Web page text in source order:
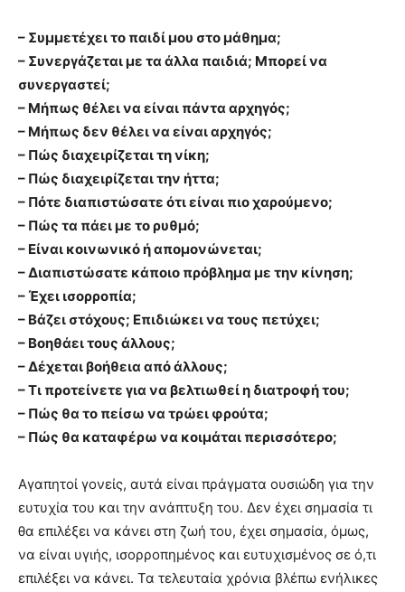
– Συμμετέχει το παιδί μου στο μάθημα;
– Συνεργάζεται με τα άλλα παιδιά; Μπορεί να
συνεργαστεί;
– Μήπως θέλει να είναι πάντα αρχηγός;
– Μήπως δεν θέλει να είναι αρχηγός;
– Πώς διαχειρίζεται τη νίκη;
– Πώς διαχειρίζεται την ήττα;
– Πότε διαπιστώσατε ότι είναι πιο χαρούμενο;
– Πώς τα πάει με το ρυθμό;
– Είναι κοινωνικό ή απομονώνεται;
– Διαπιστώσατε κάποιο πρόβλημα με την κίνηση;
– Έχει ισορροπία;
– Βάζει στόχους; Επιδιώκει να τους πετύχει;
– Βοηθάει τους άλλους;
– Δέχεται βοήθεια από άλλους;
– Τι προτείνετε για να βελτιωθεί η διατροφή του;
– Πώς θα το πείσω να τρώει φρούτα;
– Πώς θα καταφέρω να κοιμάται περισσότερο;
Αγαπητοί γονείς, αυτά είναι πράγματα ουσιώδη για την
ευτυχία του και την ανάπτυξη του. Δεν έχει σημασία τι
θα επιλέξει να κάνει στη ζωή του, έχει σημασία, όμως,
να είναι υγιής, ισορροπημένος και ευτυχισμένος σε ό,τι
επιλέξει να κάνει. Τα τελευταία χρόνια βλέπω ενήλικες